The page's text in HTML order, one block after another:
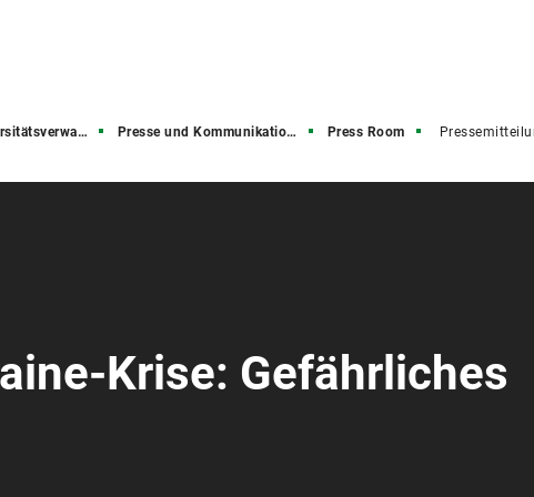
Presse und Kommunikation (PuK) Press Room
Krise: Gefährliches